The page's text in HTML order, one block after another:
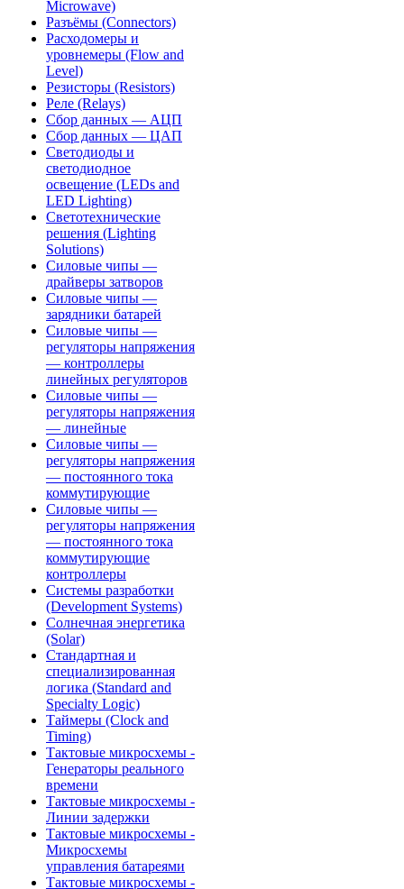
Microwave)
Разъёмы (Connectors)
Расходомеры и
уровнемеры (Flow and
Level)
Резисторы (Resistors)
Реле (Relays)
Сбор данных — АЦП
Сбор данных — ЦАП
Светодиоды и
светодиодное
освещение (LEDs and
LED Lighting)
Светотехнические
решения (Lighting
Solutions)
Силовые чипы —
драйверы затворов
Силовые чипы —
зарядники батарей
Силовые чипы —
регуляторы напряжения
— контроллеры
линейных регуляторов
Силовые чипы —
регуляторы напряжения
— линейные
Силовые чипы —
регуляторы напряжения
— постоянного тока
коммутирующие
Силовые чипы —
регуляторы напряжения
— постоянного тока
коммутирующие
контроллеры
Системы разработки
(Development Systems)
Солнечная энергетика
(Solar)
Стандартная и
специализированная
логика (Standard and
Specialty Logic)
Таймеры (Clock and
Timing)
Тактовые микросхемы -
Генераторы реального
времени
Тактовые микросхемы -
Линии задержки
Тактовые микросхемы -
Микросхемы
управления батареями
Тактовые микросхемы -